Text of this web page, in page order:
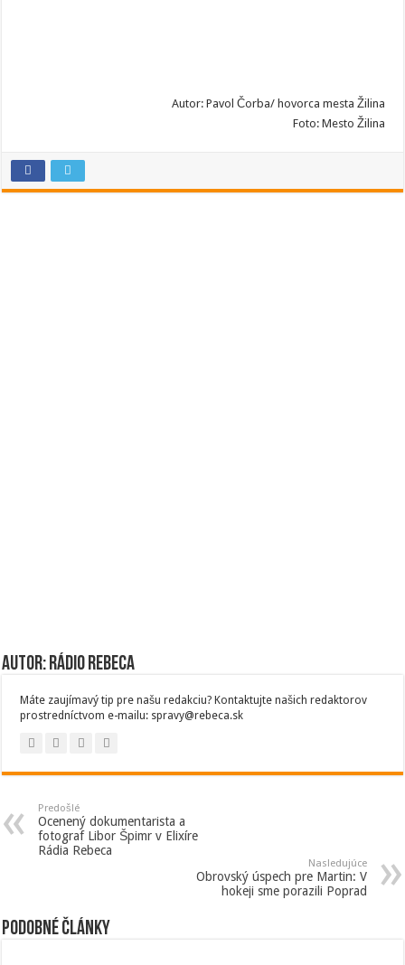
Autor: Pavol Čorba/ hovorca mesta Žilina
Foto: Mesto Žilina
Autor: Rádio Rebeca
Máte zaujímavý tip pre našu redakciu? Kontaktujte našich redaktorov
prostredníctvom e-mailu: spravy@rebeca.sk
Predošlé
Ocenený dokumentarista a
fotograf Libor Špimr v Elixíre
Rádia Rebeca
Nasledujúce
Obrovský úspech pre Martin: V
hokeji sme porazili Poprad
Podobné články